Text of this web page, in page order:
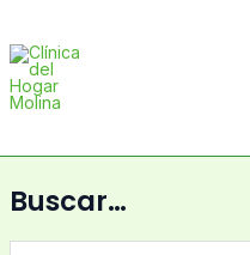
contenido
Buscar…